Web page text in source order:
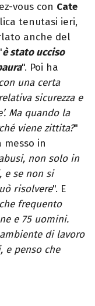
vous con Cate
tenutasi ieri,
anche del
è stato ucciso
". Poi ha
una certa
sicurezza e
Ma quando la
viene zittita?"
in
non solo in
e se non si
risolvere". E
frequento
e 75 uomini.
di lavoro
e penso che